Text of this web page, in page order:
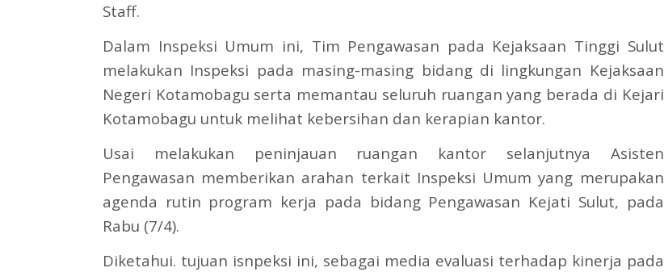
Staff.
Dalam Inspeksi Umum ini, Tim Pengawasan pada Kejaksaan Tinggi Sulut
melakukan Inspeksi pada masing-masing bidang di lingkungan Kejaksaan
Negeri Kotamobagu serta memantau seluruh ruangan yang berada di Kejari
Kotamobagu untuk melihat kebersihan dan kerapian kantor.
Usai melakukan peninjauan ruangan kantor selanjutnya Asisten
Pengawasan memberikan arahan terkait Inspeksi Umum yang merupakan
agenda rutin program kerja pada bidang Pengawasan Kejati Sulut, pada
Rabu (7/4).
Diketahui. tujuan isnpeksi ini, sebagai media evaluasi terhadap kinerja pada